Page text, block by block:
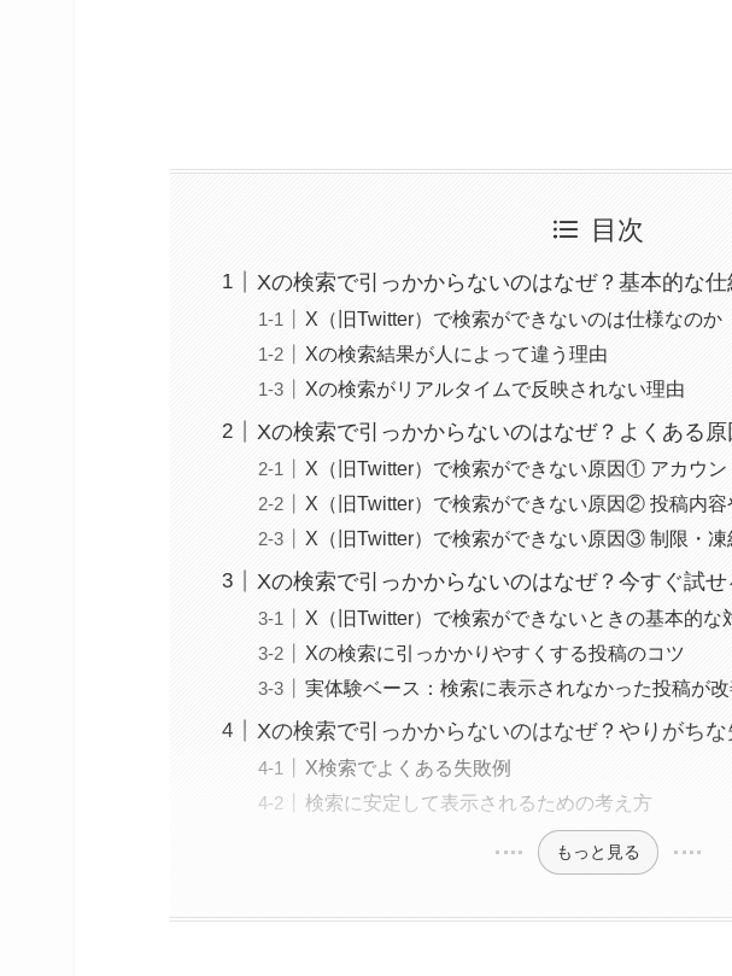
目次
Xの検索で引っかからないのはなぜ？基本的な仕
X（旧Twitter）で検索ができないのは仕様なのか
Xの検索結果が人によって違う理由
Xの検索がリアルタイムで反映されない理由
Xの検索で引っかからないのはなぜ？よくある
X（旧Twitter）で検索ができない原因① アカウン
X（旧Twitter）で検索ができない原因② 投稿内
X（旧Twitter）で検索ができない原因③ 制限・凍
Xの検索で引っかからないのはなぜ？今すぐ試
X（旧Twitter）で検索ができないときの基本的な
Xの検索に引っかかりやすくする投稿のコツ
実体験ベース：検索に表示されなかった投稿が
Xの検索で引っかからないのはなぜ？やりがち
X検索でよくある失敗例
検索に安定して表示されるための考え方
もっと見る